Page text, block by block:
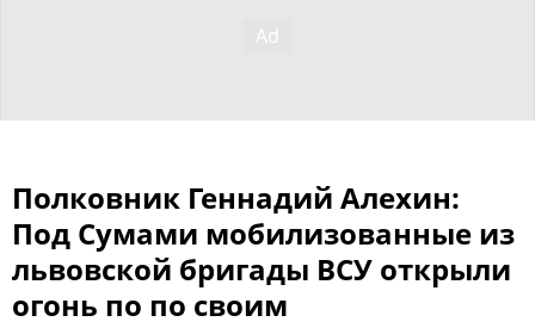
Полковник Геннадий Алехин:
Под Сумами мобилизованные из
львовской бригады ВСУ открыли
огонь по по своим